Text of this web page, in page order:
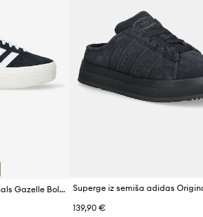
Superge adidas Originals Gazelle Bold
139,90 €